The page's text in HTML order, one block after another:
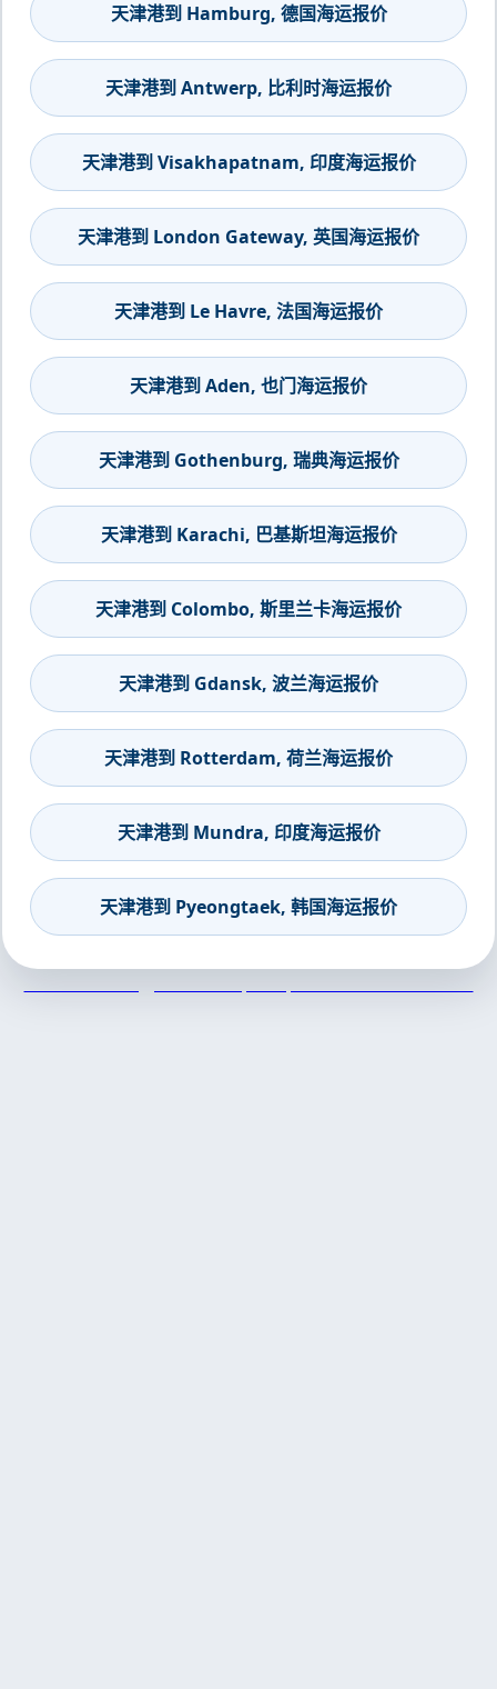
天津港到 Hamburg, 德国海运报价
天津港到 Antwerp, 比利时海运报价
天津港到 Visakhapatnam, 印度海运报价
天津港到 London Gateway, 英国海运报价
天津港到 Le Havre, 法国海运报价
天津港到 Aden, 也门海运报价
天津港到 Gothenburg, 瑞典海运报价
天津港到 Karachi, 巴基斯坦海运报价
天津港到 Colombo, 斯里兰卡海运报价
天津港到 Gdansk, 波兰海运报价
天津港到 Rotterdam, 荷兰海运报价
天津港到 Mundra, 印度海运报价
天津港到 Pyeongtaek, 韩国海运报价